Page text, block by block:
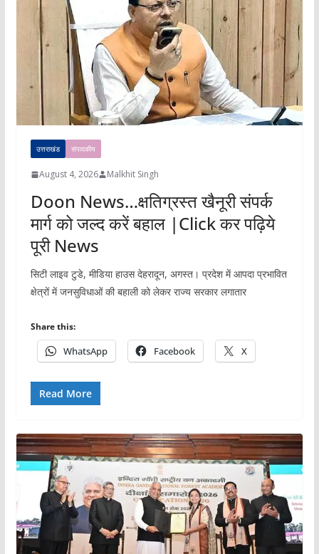
उत्तराखंड संपादकीय
August 4, 2026 Malkhit Singh
Doon News…क्षतिग्रस्त खैनूरी संपर्क
मार्ग को जल्द करें बहाल |Click कर पढ़िये
पूरी News
सिटी लाइव टुडे, मीडिया हाउस देहरादून, अगस्त। प्रदेश में आपदा प्रभावित
क्षेत्रों में जनसुविधाओं की बहाली को लेकर राज्य सरकार लगातार
Share this:
WhatsApp Facebook X
Read More